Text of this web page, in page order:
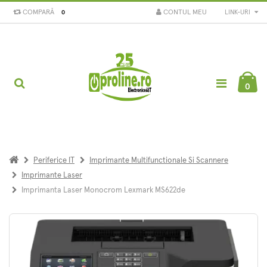
COMPARĂ 0 LINK-URI
CONTUL MEU
0
Periferice IT
Imprimante Multifunctionale Si Scannere
Imprimante Laser
Imprimanta Laser Monocrom Lexmark MS622de